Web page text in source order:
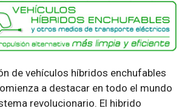
de vehículos híbridos enchufables
a destacar en todo el mundo
revolucionario. El hibrido